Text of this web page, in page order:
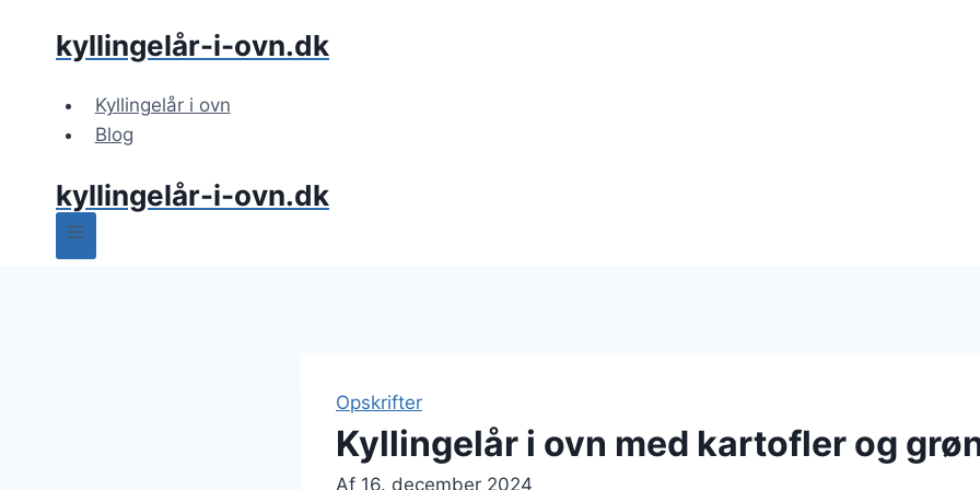
kyllingelår-i-ovn.dk
Kyllingelår i ovn
Blog
kyllingelår-i-ovn.dk
Opskrifter
Kyllingelår i ovn med kartofler og
Af 16. december 2024